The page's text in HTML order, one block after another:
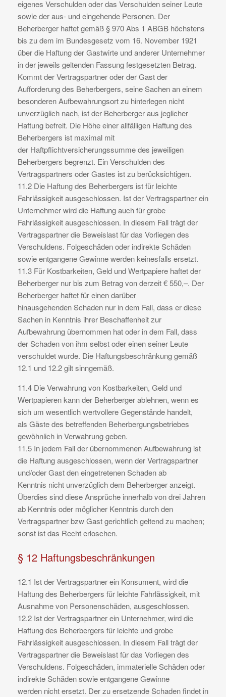
eigenes Verschulden oder das Verschulden seiner Leute
sowie der aus- und eingehende Personen. Der
Beherberger haftet gemäß § 970 Abs 1 ABGB höchstens
bis zu dem im Bundesgesetz vom 16. November 1921
über die Haftung der Gastwirte und anderer Unternehmer
in der jeweils geltenden Fassung festgesetzten Betrag.
Kommt der Vertragspartner oder der Gast der
Aufforderung des Beherbergers, seine Sachen an einem
besonderen Aufbewahrungsort zu hinterlegen nicht
unverzüglich nach, ist der Beherberger aus jeglicher
Haftung befreit. Die Höhe einer allfälligen Haftung des
Beherbergers ist maximal mit
der Haftpflichtversicherungssumme des jeweiligen
Beherbergers begrenzt. Ein Verschulden des
Vertragspartners oder Gastes ist zu berücksichtigen.
11.2 Die Haftung des Beherbergers ist für leichte
Fahrlässigkeit ausgeschlossen. Ist der Vertragspartner ein
Unternehmer wird die Haftung auch für grobe
Fahrlässigkeit ausgeschlossen. In diesem Fall trägt der
Vertragspartner die Beweislast für das Vorliegen des
Verschuldens. Folgeschäden oder indirekte Schäden
sowie entgangene Gewinne werden keinesfalls ersetzt.
11.3 Für Kostbarkeiten, Geld und Wertpapiere haftet der
Beherberger nur bis zum Betrag von derzeit € 550,–. Der
Beherberger haftet für einen darüber
hinausgehenden Schaden nur in dem Fall, dass er diese
Sachen in Kenntnis ihrer Beschaffenheit zur
Aufbewahrung übernommen hat oder in dem Fall, dass
der Schaden von ihm selbst oder einen seiner Leute
verschuldet wurde. Die Haftungsbeschränkung gemäß
12.1 und 12.2 gilt sinngemäß.
11.4 Die Verwahrung von Kostbarkeiten, Geld und
Wertpapieren kann der Beherberger ablehnen, wenn es
sich um wesentlich wertvollere Gegenstände handelt,
als Gäste des betreffenden Beherbergungsbetriebes
gewöhnlich in Verwahrung geben.
11.5 In jedem Fall der übernommenen Aufbewahrung ist
die Haftung ausgeschlossen, wenn der Vertragspartner
und/oder Gast den eingetretenen Schaden ab
Kenntnis nicht unverzüglich dem Beherberger anzeigt.
Überdies sind diese Ansprüche innerhalb von drei Jahren
ab Kenntnis oder möglicher Kenntnis durch den
Vertragspartner bzw Gast gerichtlich geltend zu machen;
sonst ist das Recht erloschen.
§ 12 Haftungsbeschränkungen
12.1 Ist der Vertragspartner ein Konsument, wird die
Haftung des Beherbergers für leichte Fahrlässigkeit, mit
Ausnahme von Personenschäden, ausgeschlossen.
12.2 Ist der Vertragspartner ein Unternehmer, wird die
Haftung des Beherbergers für leichte und grobe
Fahrlässigkeit ausgeschlossen. In diesem Fall trägt der
Vertragspartner die Beweislast für das Vorliegen des
Verschuldens. Folgeschäden, immaterielle Schäden oder
indirekte Schäden sowie entgangene Gewinne
werden nicht ersetzt. Der zu ersetzende Schaden findet in